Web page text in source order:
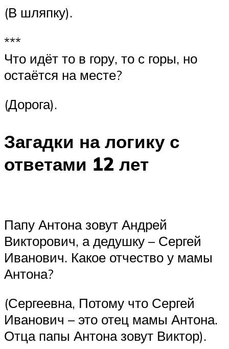
(В шляпку).
***
Что идёт то в гору, то с горы, но
остаётся на месте?
(Дорога).
Загадки на логику с
ответами 12 лет
Папу Антона зовут Андрей
Викторович, а дедушку – Сергей
Иванович. Какое отчество у мамы
Антона?
(Сергеевна, Потому что Сергей
Иванович – это отец мамы Антона.
Отца папы Антона зовут Виктор).